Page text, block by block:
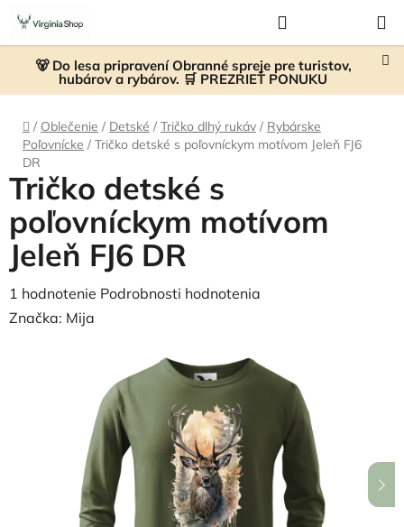
Prejsť
obsah
🐻 Do lesa pripravení Obranné spreje pre turistov,
hubárov a rybárov. 🛒 PREZRIEŤ PONUKU
KOŠÍK
Domov
/ Oblečenie / Detské / Tričko dlhý rukáv / Rybárske
Poľovnícke / Tričko detské s poľovníckym motívom Jeleň FJ6
DR
Tričko detské s
poľovníckym motívom
Jeleň FJ6 DR
Priemerné
hodnotenie
hviezdičiek.
1 hodnotenie Podrobnosti hodnotenia
Značka: Mija